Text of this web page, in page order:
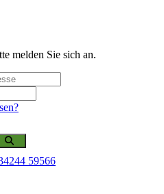
melden Sie sich an.
59566